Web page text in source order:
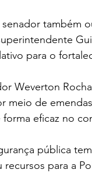
também
para o
Weverton
meio de
eficaz no
pública
para a